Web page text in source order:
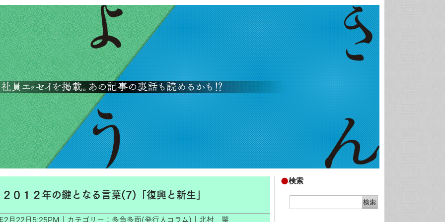
２０１２年の鍵となる言葉(7)「復興と新生」
2月22日5:25PM｜カテゴリー：多角多面(発行人コラム)｜北村 肇
検索